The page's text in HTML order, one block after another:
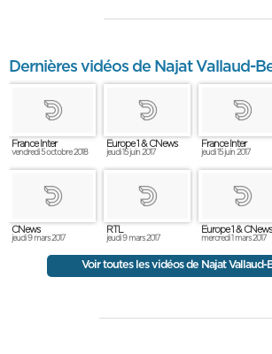
Dernières vidéos de Najat Vallaud-
France Inter
vendredi 5 octobre 2018
Europe 1 & CNews
jeudi 15 juin 2017
France Inter
jeudi 15 juin 2017
CNews
jeudi 9 mars 2017
RTL
jeudi 9 mars 2017
Europe 1 & CNews
mercredi 1 mars 2017
Voir toutes les vidéos de Najat Vallaud-